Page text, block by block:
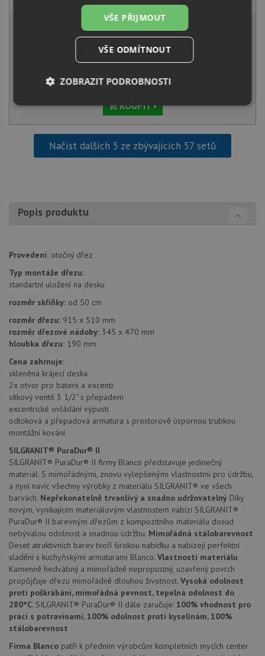
17 690 Kč
Sleva: 931 Kč
SKLADEM U VÝROBCE
KOUPIT
Načíst dalších 5 ze zbývajících 57 setů
Popis produktu
Provedení: otočný dřez
Typ montáže dřezu:
standartní uložení na desku
rozměr skříňky: od 50 cm
rozměr dřezu: 915 x 510 mm
rozměr dřezové nádoby: 345 x 470 mm
hloubka dřezu: 190 mm
Cena zahrnuje:
skleněná krájecí deska
2x otvor pro baterii a excentr
sítkový ventil 3 1/2" s přepadem
excentrické ovládání výpusti
odtoková a přepadová armatura s prostorově úspornou trubkou
montážní kování
SILGRANIT® PuraDur® II
SILGRANIT® PuraDur® II firmy Blanco představuje jedinečný
materiál. S mimořádnými, znovu vylepšenými vlastnostmi pro údržbu,
a nyní navíc všechny výrobky z materiálu SILGRANIT® ve všech
barvách. Nepřekonatelně trvanlivý a snadno udržovatelný Díky
novým, vynikajícím materiálovým vlastnostem nabízí SILGRANIT®
PuraDur® II barevným dřezům z kompozitního materiálu dosud
nebývalou odolnost a snadnou údržbu. Mimořádná stálobarevnost
Deset atraktivních barev tvoří širokou nabídku a nabízejí perfektní
sladění s kuchyňskými armaturami Blanco. Vlastnosti materiálu
Kamenně hedvábný a mimořádně nepropustný, uzavřený povrch
propůjčuje dřezu mimořádně dlouhou životnost. Vysoká odolnost
proti poškrábání, mimořádná pevnost, tepelná odolnost do
280°C. SILGRANIT® PuraDur® II dále zaručuje: 100% vhodnost pro
práci s potravinami, 100% odolnost proti kyselinám, 100%
stálobarevnost
Firma Blanco patří k předním výrobcům kompletních mycích center
VŠE PŘIJMOUT
VŠE ODMÍTNOUT
ZOBRAZIT PODROBNOSTI
Nezbytně
soubory
Výkonové
soubory
Soubory
Soubory cílení
Nezbytně nutné soubory cookie umožňují základní
funkce webových stránek, jako je přihlášení
uživatele a správa účtu. Webové stránky nelze bez
nezbytně nutných souborů cookie správně používat.
Název
udid
AWSALBCORS
Amazon.com Inc.
mediator.zopim.com
1 týden
zásadách ochrany soukromí společnosti Google